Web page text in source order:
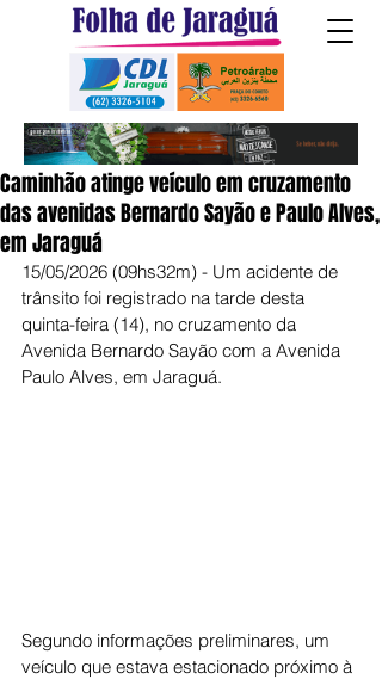
Caminhão atinge veículo em cruzamento
das avenidas Bernardo Sayão e Paulo Alves,
em Jaraguá
15/05/2026 (09hs32m) - Um acidente de
trânsito foi registrado na tarde desta
quinta-feira (14), no cruzamento da
Avenida Bernardo Sayão com a Avenida
Paulo Alves, em Jaraguá.
Segundo informações preliminares, um
veículo que estava estacionado próximo à